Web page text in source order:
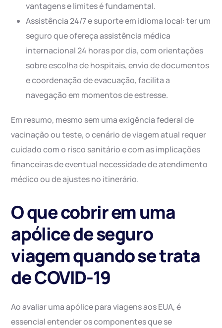
vantagens e limites é fundamental.
Assistência 24/7 e suporte em idioma local: ter um
seguro que ofereça assistência médica
internacional 24 horas por dia, com orientações
sobre escolha de hospitais, envio de documentos
e coordenação de evacuação, facilita a
navegação em momentos de estresse.
Em resumo, mesmo sem uma exigência federal de
vacinação ou teste, o cenário de viagem atual requer
cuidado com o risco sanitário e com as implicações
financeiras de eventual necessidade de atendimento
médico ou de ajustes no itinerário.
O que cobrir em uma
apólice de seguro
viagem quando se trata
de COVID-19
Ao avaliar uma apólice para viagens aos EUA, é
essencial entender os componentes que se